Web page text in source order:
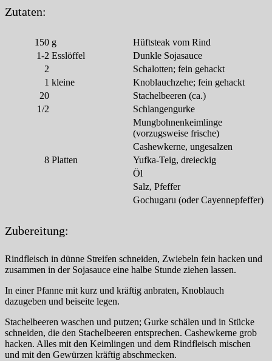
Zutaten:
150 g
Hüftsteak vom Rind
1-2 Esslöffel
Dunkle Sojasauce
2
Schalotten; fein gehackt
1 kleine
Knoblauchzehe; fein gehackt
20
Stachelbeeren (ca.)
1/2
Schlangengurke
Mungbohnenkeimlinge
(vorzugsweise frische)
Cashewkerne, ungesalzen
8 Platten
Yufka-Teig, dreieckig
Öl
Salz, Pfeffer
Gochugaru (oder Cayennepfeffer)
Zubereitung:
Rindfleisch in dünne Streifen schneiden, Zwiebeln fein hacken und
zusammen in der Sojasauce eine halbe Stunde ziehen lassen.
In einer Pfanne mit kurz und kräftig anbraten, Knoblauch
dazugeben und beiseite legen.
Stachelbeeren waschen und putzen; Gurke schälen und in Stücke
schneiden, die den Stachelbeeren entsprechen. Cashewkerne grob
hacken. Alles mit den Keimlingen und dem Rindfleisch mischen
und mit den Gewürzen kräftig abschmecken.